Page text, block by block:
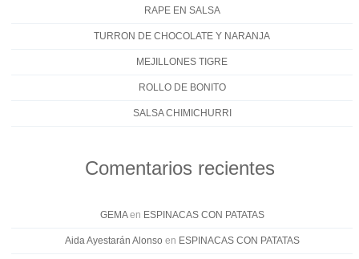
RAPE EN SALSA
TURRON DE CHOCOLATE Y NARANJA
MEJILLONES TIGRE
ROLLO DE BONITO
SALSA CHIMICHURRI
Comentarios recientes
GEMAen ESPINACAS CON PATATAS
Aida Ayestarán Alonso en ESPINACAS CON PATATAS